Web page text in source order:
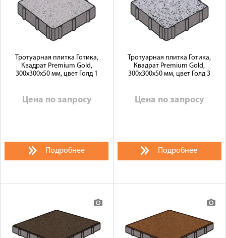
Тротуарная плитка Готика,
Квадрат Premium Gold,
300x300x50 мм, цвет Голд 1
Цена по запросу
Подробнее
Тротуарная плитка Готика,
Квадрат Premium Gold,
300x300x50 мм, цвет Голд 3
Цена по запросу
Подробнее